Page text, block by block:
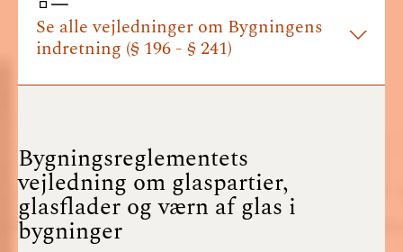
2024)
BR18 (1/1- 30/06
BR18 (17/9 - 31/12
2022)
BR18 (1/7 - 16/9
Se alle vejledninger om Bygningens
indretning (§ 196 - § 241)
Bygningsreglementets
vejledning om glaspartier,
glasflader og værn af glas i
bygninger